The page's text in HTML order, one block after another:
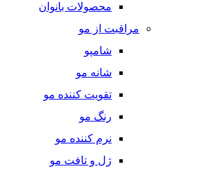
محصولات بانوان
مراقبت از مو
شامپو
شانه مو
تقویت کننده مو
رنگ مو
نرم کننده مو
ژل و تافت مو